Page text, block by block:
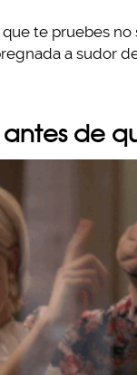
te pruebes
a sudor
de